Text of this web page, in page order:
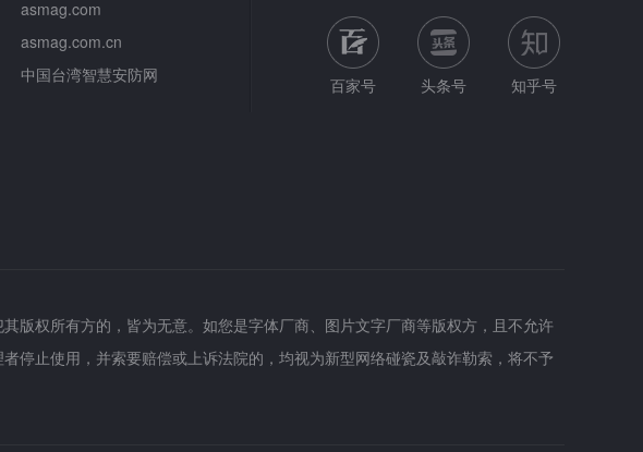
asmag.com
asmag.com.cn
中国台湾智慧安防网
百家号 头条号 知乎号
版权所有方的，皆为无意。如您是字体厂商、图片文字厂商等版权方，且不允许
停止使用，并索要赔偿或上诉法院的，均视为新型网络碰瓷及敲诈勒索，将不予